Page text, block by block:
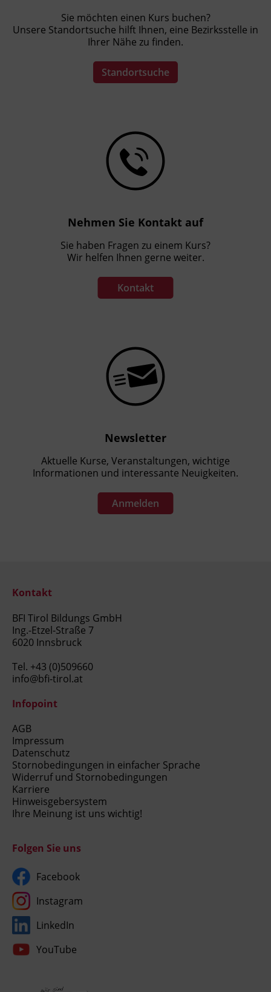
Sie möchten einen Kurs buchen?
Unsere Standortsuche hilft Ihnen, eine Bezirksstelle in
Ihrer Nähe zu finden.
Standortsuche
Nehmen Sie Kontakt auf
Sie haben Fragen zu einem Kurs?
Wir helfen Ihnen gerne weiter.
Kontakt
Newsletter
Aktuelle Kurse, Veranstaltungen, wichtige
Informationen und interessante Neuigkeiten.
Anmelden
Kontakt
BFI Tirol Bildungs GmbH
Ing.-Etzel-Straße 7
6020 Innsbruck
Tel. +43 (0)509660
info@bfi-tirol.at
Infopoint
AGB
Impressum
Datenschutz
Stornobedingungen in einfacher Sprache
Widerruf und Stornobedingungen
Karriere
Hinweisgebersystem
Ihre Meinung ist uns wichtig!
Folgen Sie uns
Facebook
Instagram
LinkedIn
YouTube